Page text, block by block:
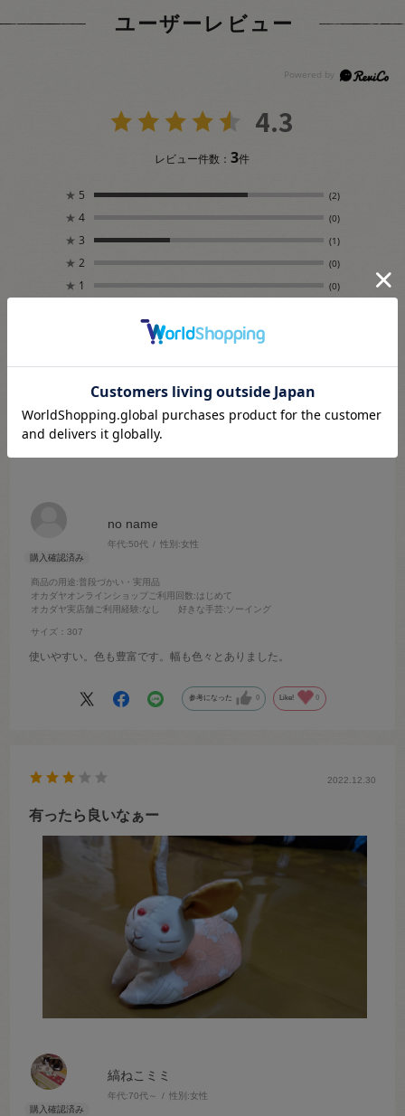
ユーザーレビュー
4.3
レビュー件数：3件
★ 5 (2)
★ 4 (0)
★ 3 (1)
★ 2 (0)
★ 1 (0)
no name
年代:50代 性別:女性
商品の用途:普段づかい・実用品
オカダヤオンラインショップご利用回数:はじめて
オカダヤ実店舗ご利用経験:なし 好きな手芸:ソーイング
サイズ：307
2026.4.1
使いやすい。色も豊富です。幅も色々とありました。
参考になった 0 Like! 0
縞ねこミミ
年代:70代～ 性別:女性
2022.12.30
有ったら良いなぁー